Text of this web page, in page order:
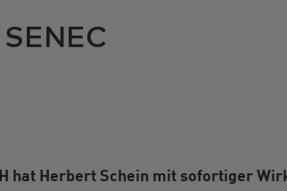
hat Herbert Schein mit sofortiger